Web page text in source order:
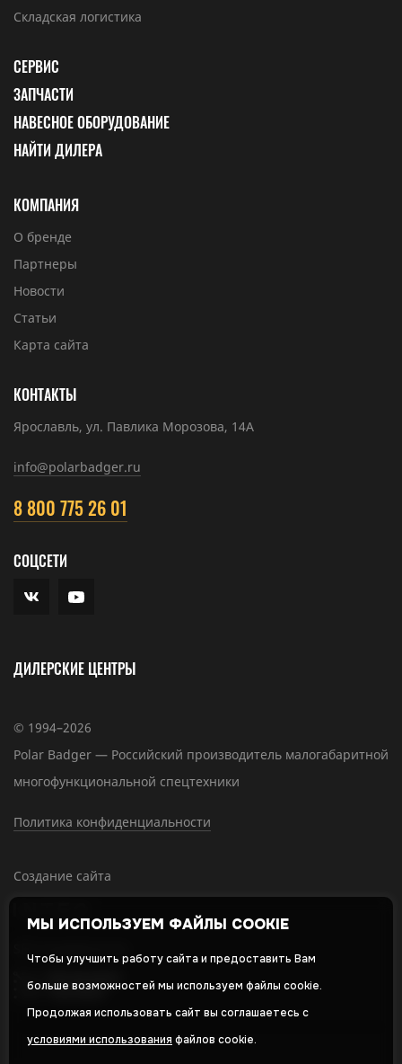
Складская логистика
СЕРВИС
ЗАПЧАСТИ
НАВЕСНОЕ ОБОРУДОВАНИЕ
НАЙТИ ДИЛЕРА
КОМПАНИЯ
О бренде
Партнеры
Новости
Статьи
Карта сайта
КОНТАКТЫ
Ярославль, ул. Павлика Морозова, 14А
info@polarbadger.ru
8 800 775 26 01
СОЦСЕТИ
ДИЛЕРСКИЕ ЦЕНТРЫ
© 1994–2026
Polar Badger — Российский производитель малогабаритной
многофункциональной спецтехники
Политика конфиденциальности
Создание сайта
МЫ ИСПОЛЬЗУЕМ ФАЙЛЫ COOKIE
Чтобы улучшить работу сайта и предоставить Вам
больше возможностей мы используем файлы cookie.
Продолжая использовать сайт вы соглашаетесь с
условиями использования файлов cookie.